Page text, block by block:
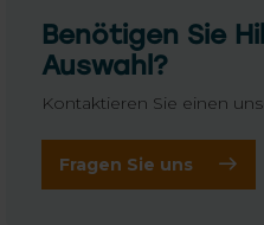
Benötigen Sie
Auswahl?
Kontaktieren Sie einen
Fragen Sie uns